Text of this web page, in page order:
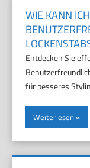
WIE KANN
Entdecken Sie
für besseres
Weiterlesen